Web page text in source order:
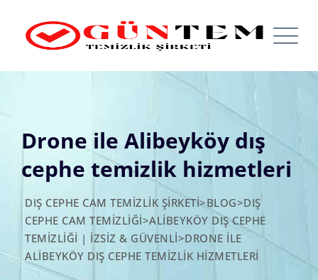
content
Drone ile Alibeyköy dış
cephe temizlik hizmetleri
DIŞ CEPHE CAM TEMIZLIK ŞIRKETI>BLOG>DIŞ
CEPHE CAM TEMIZLIĞI>ALIBEYKÖY DIŞ CEPHE
TEMIZLIĞI | İZSIZ & GÜVENLI>DRONE ILE
ALIBEYKÖY DIŞ CEPHE TEMIZLIK HIZMETLERI